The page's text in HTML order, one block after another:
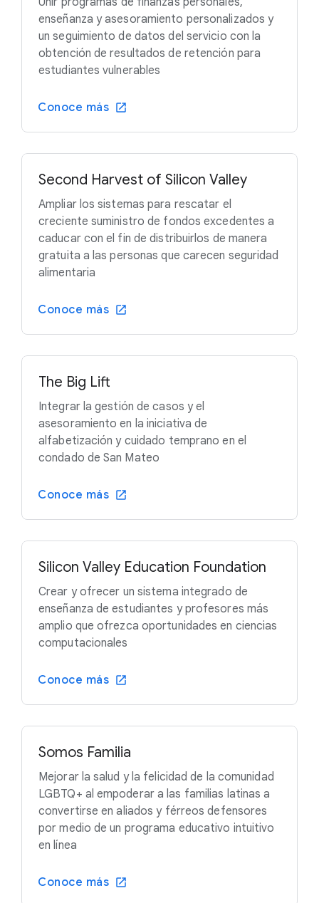
enseñanza y asesoramiento personalizados y
un seguimiento de datos del servicio con la
obtención de resultados de retención para
estudiantes vulnerables
Conoce más
Second Harvest of Silicon Valley
Ampliar los sistemas para rescatar el
creciente suministro de fondos excedentes a
caducar con el fin de distribuirlos de manera
gratuita a las personas que carecen seguridad
alimentaria
Conoce más
The Big Lift
Integrar la gestión de casos y el
asesoramiento en la iniciativa de
alfabetización y cuidado temprano en el
condado de San Mateo
Conoce más
Silicon Valley Education Foundation
Crear y ofrecer un sistema integrado de
enseñanza de estudiantes y profesores más
amplio que ofrezca oportunidades en ciencias
computacionales
Conoce más
Somos Familia
Mejorar la salud y la felicidad de la comunidad
LGBTQ+ al empoderar a las familias latinas a
convertirse en aliados y férreos defensores
por medio de un programa educativo intuitivo
en línea
Conoce más